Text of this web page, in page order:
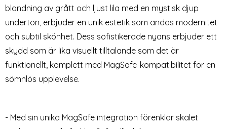
Skärmskydd Pro+
Tillgänglighet:
blandning av grått och ljust lila med en mystisk djup
underton, erbjuder en unik estetik som andas modernitet
och subtil skönhet. Dess sofistikerade nyans erbjuder ett
skydd som är lika visuellt tilltalande som det är
funktionellt, komplett med MagSafe-kompatibilitet för en
sömnlös upplevelse.
- Med sin unika MagSafe integration förenklar skalet